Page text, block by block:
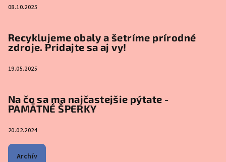
08.10.2025
Recyklujeme obaly a šetríme prírodné
zdroje. Pridajte sa aj vy!
19.05.2025
Na čo sa ma najčastejšie pýtate -
PAMÄTNÉ ŠPERKY
20.02.2024
Archív